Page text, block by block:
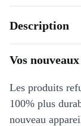
Description
Vos
Les produits
100% plus
nouveau